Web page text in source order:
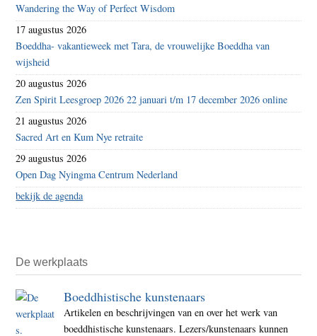
Wandering the Way of Perfect Wisdom
17 augustus 2026
Boeddha- vakantieweek met Tara, de vrouwelijke Boeddha van
wijsheid
20 augustus 2026
Zen Spirit Leesgroep 2026 22 januari t/m 17 december 2026 online
21 augustus 2026
Sacred Art en Kum Nye retraite
29 augustus 2026
Open Dag Nyingma Centrum Nederland
bekijk de agenda
De werkplaats
Boeddhistische kunstenaars
Artikelen en beschrijvingen van en over het werk van
boeddhistische kunstenaars. Lezers/kunstenaars kunnen